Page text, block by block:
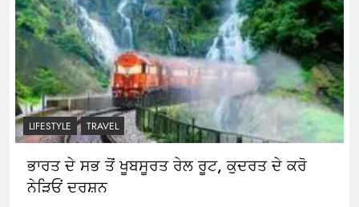
LIFESTYLE TRAVEL
ਭਾਰਤ ਦੇ ਸਭ ਤੋਂ ਖੂਬਸੂਰਤ ਰੇਲ ਰੂਟ, ਕੁਦਰਤ ਦੇ ਕਰੋ
ਨੇੜਿਓਂ ਦਰਸ਼ਨ